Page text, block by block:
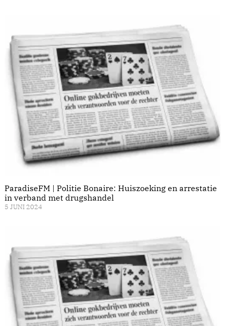
ParadiseFM | Politie Bonaire: Huiszoeking en arrestatie
in verband met drugshandel
5 JUNI 2024